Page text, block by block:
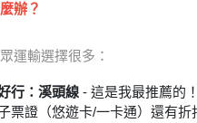
辦？
運輸選擇很多：
行：溪頭線 - 這是我最推薦的
票證（悠遊卡/一卡通）還有